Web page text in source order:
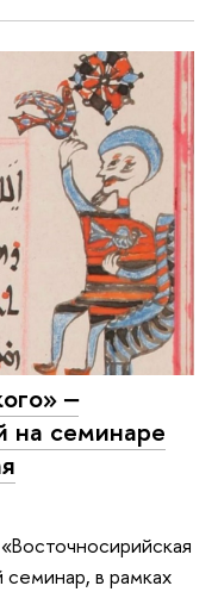
‒
на семинаре
в рамках